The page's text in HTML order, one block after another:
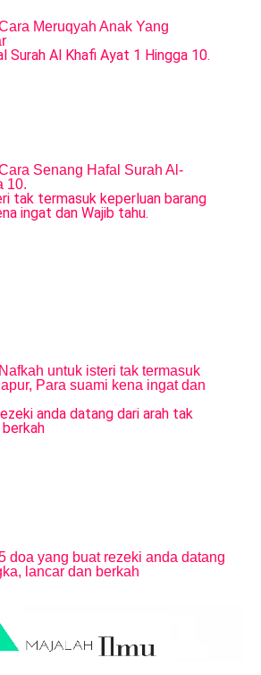
Meruqyah Anak Yang
Senang Hafal Surah Al-
10.
untuk isteri tak termasuk
Para suami kena ingat dan
doa yang buat rezeki anda datang
lancar dan berkah